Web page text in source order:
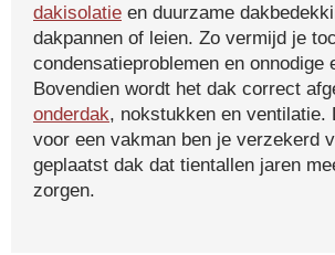
dakisolatie en duurzame
dakpannen of leien. Zo vermijd je
condensatieproblemen en onnodige
Bovendien wordt het dak correct
onderdak, nokstukken en ventilatie.
voor een vakman ben je verzekerd
geplaatst dak dat tientallen jaren
zorgen.